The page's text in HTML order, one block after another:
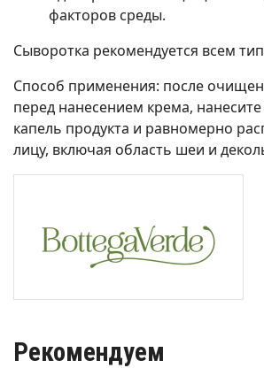
факторов среды.
Сыворотка рекомендуется всем
Способ применения: после
перед нанесением крема,
капель продукта и равномерно
лицу, включая область шеи и
Рекомендуем